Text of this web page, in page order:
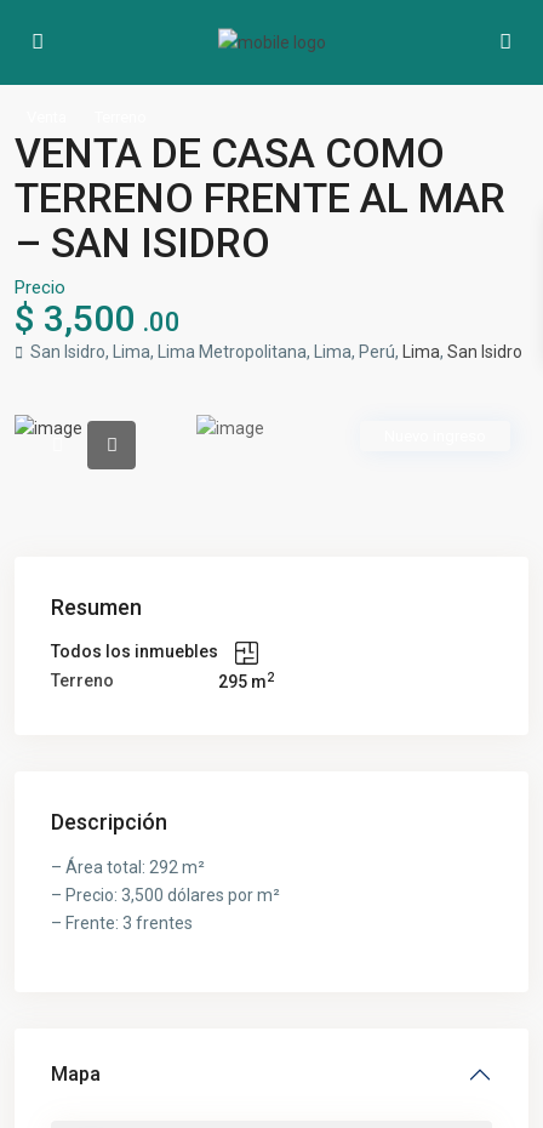
VENTA DE CASA COMO
TERRENO FRENTE AL MAR
– SAN ISIDRO
Precio
$ 3,500 .00
San Isidro, Lima, Lima Metropolitana, Lima, Perú, Lima, San Isidro
Resumen
Todos los inmuebles
Terreno
295 m2
Descripción
– Área total: 292 m²
– Precio: 3,500 dólares por m²
– Frente: 3 frentes
Mapa